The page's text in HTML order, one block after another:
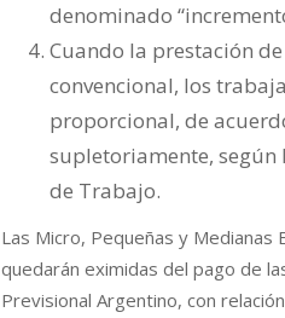
denominado
Cuando la prestación
convencional, los
proporcional, de
supletoriamente, según
de Trabajo.
Las Micro, Pequeñas y
quedarán eximidas del pago de
Previsional Argentino, con